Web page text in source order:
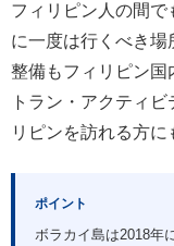
フィリピン人の間
に一度は行くべき
整備もフィリピン国
トラン・アクティ
リピンを訪れる方に
ポイント
ボラカイ島は2018年